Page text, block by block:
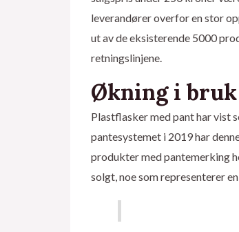
leverandører overfor en stor
ut av de eksisterende 5000
retningslinjene.
Økning i bruk
Plastflasker med pant har vist
pantesystemet i 2019 har
produkter med pantemerking
solgt, noe som representerer